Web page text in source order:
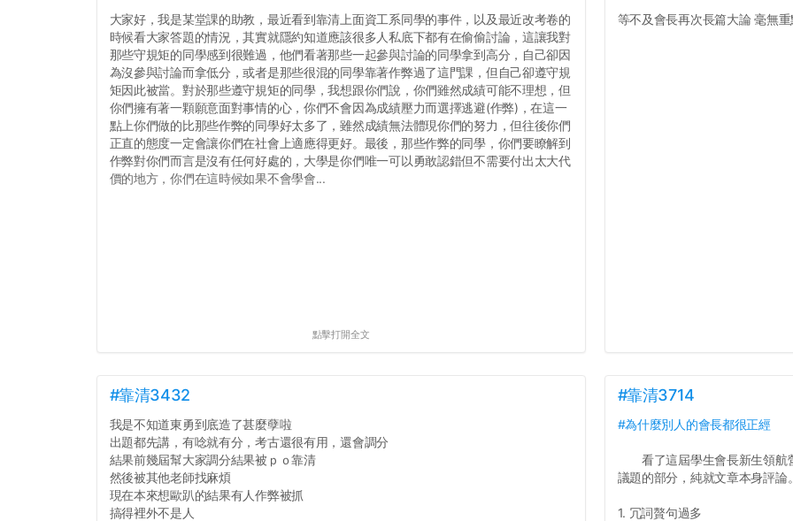
大家好，我是某堂課的助教，最近看到靠清上面資工系同學的事件，以及最近改考卷的
時候看大家答題的情況，其實就隱約知道應該很多人私底下都有在偷偷討論，這讓我對
那些守規矩的同學感到很難過，他們看著那些一起參與討論的同學拿到高分，自己卻因
為沒參與討論而拿低分，或者是那些很混的同學靠著作弊過了這門課，但自己卻遵守規
矩因此被當。對於那些遵守規矩的同學，我想跟你們說，你們雖然成績可能不理想，但
你們擁有著一顆願意面對事情的心，你們不會因為成績壓力而選擇逃避(作弊)，在這一
點上你們做的比那些作弊的同學好太多了，雖然成績無法體現你們的努力，但往後你們
正直的態度一定會讓你們在社會上適應得更好。最後，那些作弊的同學，你們要瞭解到
作弊對你們而言是沒有任何好處的，大學是你們唯一可以勇敢認錯但不需要付出太大代
價的地方，你們在這時候如果不會學會...
點擊打開全文
等不及會長再次長篇大論 毫無
#靠清3432
我是不知道東勇到底造了甚麼孽啦
出題都先講，有唸就有分，考古還很有用，還會調分
結果前幾屆幫大家調分結果被ｐｏ靠清
然後被其他老師找麻煩
現在本來想歐趴的結果有人作弊被抓
搞得裡外不是人
#靠清3714
#為什麼別人的會長都很正經
看了這屆學生會長新生領航
議題的部分，純就文章本身評論。
1. 冗詞贅句過多